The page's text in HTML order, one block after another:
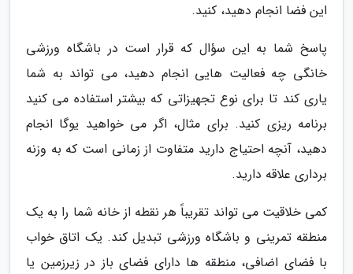
این فضا انجام دهید، کنید.
پاسخ شما به این سؤال که قرار است در باشگاه ورزشی
خانگی چه فعالیت هایی انجام دهید، می تواند به شما
یاری کند تا برای نوع تجهیزاتی که بیشتر استفاده می کنید
برنامه ریزی کنید. برای مثال، اگر می خواهید یوگا انجام
دهید، آنچه احتیاج دارید متفاوت از زمانی است که به وزنه
برداری علاقه دارید.
کمی خلاقیت می تواند تقریباً هر نقطه از خانه شما را به یک
منطقه تمرینی و باشگاه ورزشی تبدیل کند. یک اتاق خواب
با فضای اضافی، منطقه ها دارای فضای باز در زیرزمین یا